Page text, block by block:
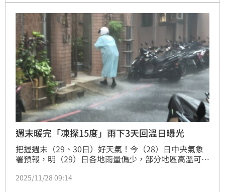
週末暖完「凍探15度」雨下3天回溫日曝光
把握週末（29、30日）好天氣！今（28）日中央氣象
署預報，明（29）日各地雨量偏少，部分地區高溫可來
（12月2日）東北季風再增強，桃園以北注意局部短暫
2025/11/28 09:14